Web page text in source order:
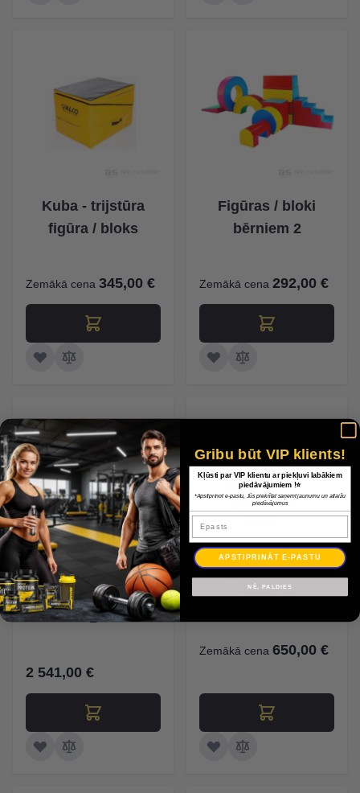
Kuba - trijstūra
figūra / bloks
Zemākā cena 345,00 €
Figūras / bloki
bērniem 2
Zemākā cena 292,00 €
Figūru / bloku
komplekts bērniem
1
2 541,00 €
Vingrošanas bloks
/ trapece
Zemākā cena 650,00 €
Gribu būt VIP klients!
Kļūsti par VIP klientu ar piekļuvi labākiem
piedāvājumiem !⭐
*Apstiprinot e-pastu, Jūs piekrītat saņemt jaunumu un atlaižu
piedāvājumus
Epasts
APSTIPRINĀT E-PASTU
NĒ, PALDIES